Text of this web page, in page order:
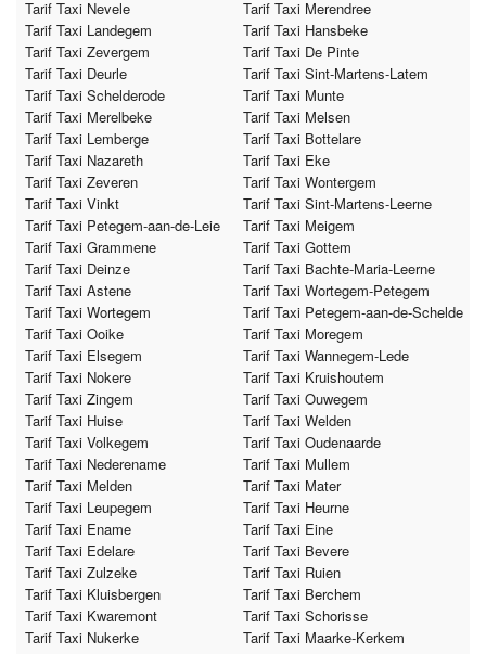
Tarif Taxi Nevele
Tarif Taxi Merendree
Tarif Taxi Landegem
Tarif Taxi Hansbeke
Tarif Taxi Zevergem
Tarif Taxi De Pinte
Tarif Taxi Deurle
Tarif Taxi Sint-Martens-Latem
Tarif Taxi Schelderode
Tarif Taxi Munte
Tarif Taxi Merelbeke
Tarif Taxi Melsen
Tarif Taxi Lemberge
Tarif Taxi Bottelare
Tarif Taxi Nazareth
Tarif Taxi Eke
Tarif Taxi Zeveren
Tarif Taxi Wontergem
Tarif Taxi Vinkt
Tarif Taxi Sint-Martens-Leerne
Tarif Taxi Petegem-aan-de-Leie
Tarif Taxi Meigem
Tarif Taxi Grammene
Tarif Taxi Gottem
Tarif Taxi Deinze
Tarif Taxi Bachte-Maria-Leerne
Tarif Taxi Astene
Tarif Taxi Wortegem-Petegem
Tarif Taxi Wortegem
Tarif Taxi Petegem-aan-de-Schelde
Tarif Taxi Ooike
Tarif Taxi Moregem
Tarif Taxi Elsegem
Tarif Taxi Wannegem-Lede
Tarif Taxi Nokere
Tarif Taxi Kruishoutem
Tarif Taxi Zingem
Tarif Taxi Ouwegem
Tarif Taxi Huise
Tarif Taxi Welden
Tarif Taxi Volkegem
Tarif Taxi Oudenaarde
Tarif Taxi Nederename
Tarif Taxi Mullem
Tarif Taxi Melden
Tarif Taxi Mater
Tarif Taxi Leupegem
Tarif Taxi Heurne
Tarif Taxi Ename
Tarif Taxi Eine
Tarif Taxi Edelare
Tarif Taxi Bevere
Tarif Taxi Zulzeke
Tarif Taxi Ruien
Tarif Taxi Kluisbergen
Tarif Taxi Berchem
Tarif Taxi Kwaremont
Tarif Taxi Schorisse
Tarif Taxi Nukerke
Tarif Taxi Maarke-Kerkem